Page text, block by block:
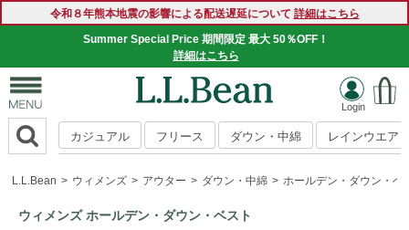
令和８年熊本地震の影響による配送遅延について 詳細はこちら
Summer Special Price 期間限定 最大 50％OFF！
詳細はこちら
カジュアル フリース ダウン・中綿 レインウエア
L.L.Bean ウィメンズ アウター ダウン・中綿 ホールデン・ダウン・ベ
ウィメンズ ホールデン・ダウン・ベスト